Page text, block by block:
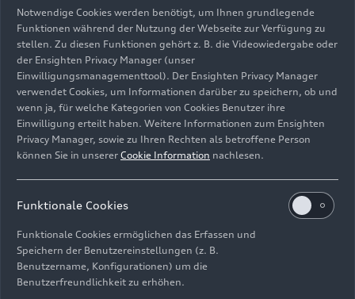
Notwendige Cookies werden benötigt, um Ihnen grundlegende
Funktionen während der Nutzung der Webseite zur Verfügung zu
stellen. Zu diesen Funktionen gehört z. B. die Videowiedergabe oder
der Ensighten Privacy Manager (unser
Einwilligungsmanagementtool). Der Ensighten Privacy Manager
verwendet Cookies, um Informationen darüber zu speichern, ob und
wenn ja, für welche Kategorien von Cookies Benutzer ihre
Einwilligung erteilt haben. Weitere Informationen zum Ensighten
Privacy Manager, sowie zu Ihren Rechten als betroffene Person
können Sie in unserer Cookie Information nachlesen.
Funktionale Cookies
Funktionale Cookies ermöglichen das Erfassen und
Speichern der Benutzereinstellungen (z. B.
Benutzername, Konfigurationen) um die
Benutzerfreundlichkeit zu erhöhen.